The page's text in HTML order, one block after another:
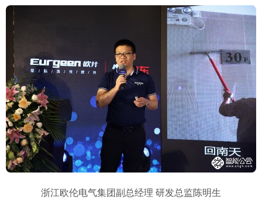
浙江欧伦电气集团副总经理 研发总监陈明生